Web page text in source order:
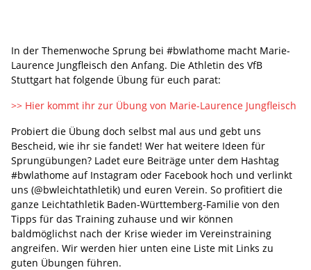
In der Themenwoche Sprung bei #bwlathome macht Marie-
Laurence Jungfleisch den Anfang. Die Athletin des VfB
Stuttgart hat folgende Übung für euch parat:
>> Hier kommt ihr zur Übung von Marie-Laurence Jungfleisch
Probiert die Übung doch selbst mal aus und gebt uns
Bescheid, wie ihr sie fandet! Wer hat weitere Ideen für
Sprungübungen? Ladet eure Beiträge unter dem Hashtag
#bwlathome auf Instagram oder Facebook hoch und verlinkt
uns (@bwleichtathletik) und euren Verein. So profitiert die
ganze Leichtathletik Baden-Württemberg-Familie von den
Tipps für das Training zuhause und wir können
baldmöglichst nach der Krise wieder im Vereinstraining
angreifen. Wir werden hier unten eine Liste mit Links zu
guten Übungen führen.